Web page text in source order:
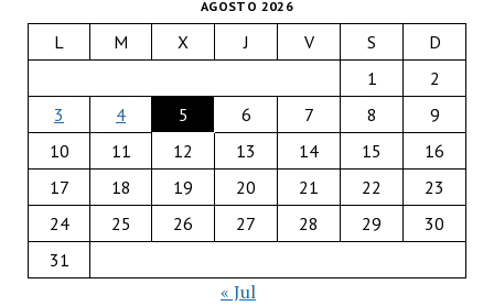
AGOSTO 2026
L M X J V S
D
1
2
3
4 5 6 7 8
9
10
11 12 13 14 15
16
17
18 19 20 21 22
23
24
25 26 27 28 29
30
31
« Jul